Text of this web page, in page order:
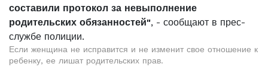
составили протокол за невыполнение
родительских обязанностей", - сообщают в прес-
службе полиции.
Если женщина не исправится и не изменит свое отношение к
ребенку, ее лишат родительских прав.